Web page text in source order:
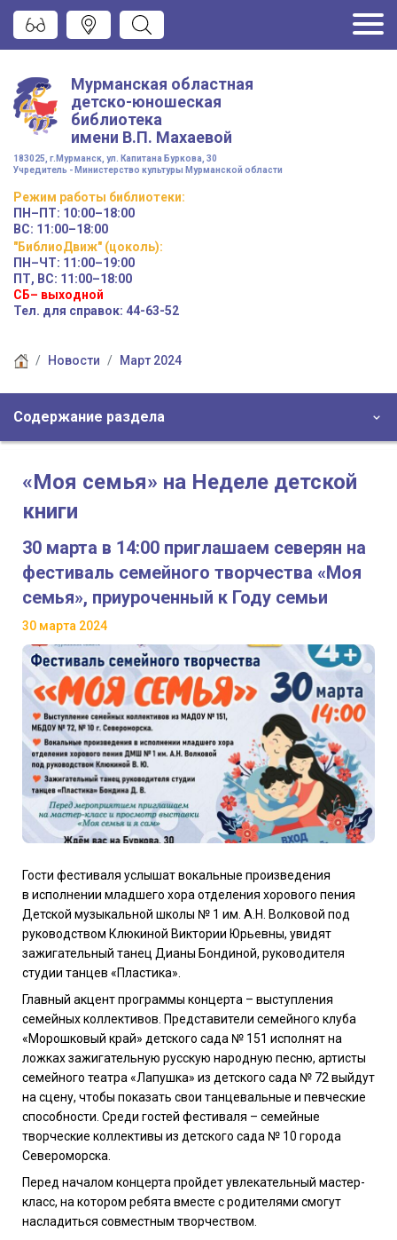
Мурманская областная
детско-юношеская
библиотека
имени В.П. Махаевой
183025, г.Мурманск, ул. Капитана Буркова, 30
Учредитель - Министерство культуры Мурманской области
Режим работы библиотеки:
ПН–ПТ: 10:00–18:00
ВС: 11:00–18:00
"БиблиоДвиж" (цоколь):
ПН–ЧТ: 11:00–19:00
ПТ, ВС: 11:00–18:00
СБ– выходной
Тел. для справок: 44-63-52
Новости Март 2024
Содержание раздела
«Моя семья» на Неделе детской
книги
30 марта в 14:00 приглашаем северян на
фестиваль семейного творчества «Моя
семья», приуроченный к Году семьи
30 марта 2024
Гости фестиваля услышат вокальные произведения
в исполнении младшего хора отделения хорового пения
Детской музыкальной школы № 1 им. А.Н. Волковой под
руководством Клюкиной Виктории Юрьевны, увидят
зажигательный танец Дианы Бондиной, руководителя
студии танцев «Пластика».
Главный акцент программы концерта – выступления
семейных коллективов. Представители семейного клуба
«Морошковый край» детского сада № 151 исполнят на
ложках зажигательную русскую народную песню, артисты
семейного театра «Лапушка» из детского сада № 72 выйдут
на сцену, чтобы показать свои танцевальные и певческие
способности. Среди гостей фестиваля – семейные
творческие коллективы из детского сада № 10 города
Североморска.
Перед началом концерта пройдет увлекательный мастер-
класс, на котором ребята вместе с родителями смогут
насладиться совместным творчеством.